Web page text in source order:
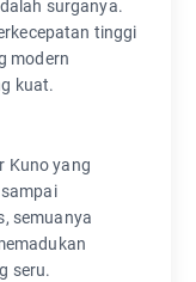
surganya.
tinggi
modern
kuat.
Kuno yang
semuanya
seru.